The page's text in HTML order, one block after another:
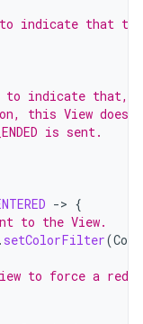
indicate that the
indicate that,
this View
is sent.
-> {
to the View.
setColorFilter(
to force a